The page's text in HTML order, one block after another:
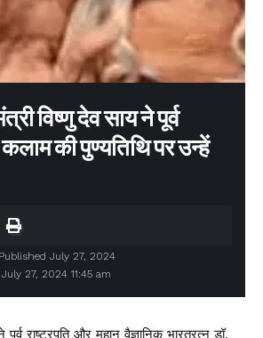
विष्णु देव साय ने पूर्व
कलाम की पुण्यतिथि पर उन्हें
27, 2024 11:45 am
July 27, 2024
राष्ट्रपति और महान वैज्ञानिक भारतरत्न डॉ.